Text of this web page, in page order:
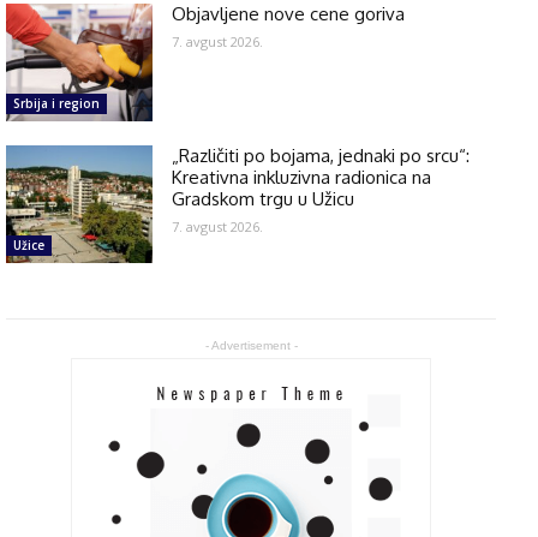
Srbija i region
Objavljene nove cene goriva
7. avgust 2026.
Užice
„Različiti po bojama, jednaki po srcu“:
Kreativna inkluzivna radionica na
Gradskom trgu u Užicu
7. avgust 2026.
- Advertisement -